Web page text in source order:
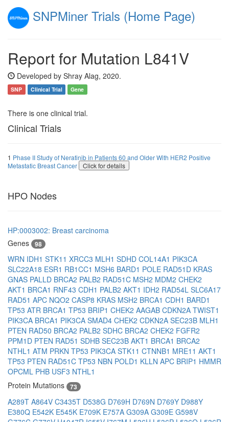
SNPMiner Trials (Home Page)
Report for Mutation L841V
Developed by Shray Alag, 2020.
SNP Clinical Trial Gene
There is one clinical trial.
Clinical Trials
1 Phase II Study of Neratinib in Patients 60 and Older With HER2 Positive
Metastatic Breast Cancer
Click for details
HPO Nodes
HP:0003002: Breast carcinoma
Genes
98
WRN IDH1 STK11 XRCC3 MLH1 SDHD COL14A1 PIK3CA
SLC22A18 ESR1 RB1CC1 MSH6 BARD1 POLE RAD51D KRAS
GNAS PALLD BRCA2 PALB2 RAD51C MSH2 MDM2 CHEK2
AKT1 BRCA1 RNF43 CDH1 PALB2 AKT1 IDH2 RAD54L SLC6A17
RAD51 APC NQO2 CASP8 KRAS MSH2 BRCA1 CDH1 BARD1
TP53 ATR BRCA1 TP53 BRIP1 CHEK2 AAGAB CDKN2A TWIST1
PIK3CA BRCA1 PIK3CA SMAD4 CHEK2 CDKN2A SEC23B MLH1
PTEN RAD50 BRCA2 PALB2 SDHC BRCA2 CHEK2 FGFR2
PPM1D PTEN RAD51 SDHB SEC23B AKT1 BRCA1 BRCA2
NTHL1 ATM PRKN TP53 PIK3CA STK11 CTNNB1 MRE11 AKT1
TP53 PTEN RAD51C TP53 NBN POLD1 KLLN APC BRIP1 HMMR
OPCML PHB USF3 NTHL1
Protein Mutations
73
A289T A864V C3435T D538G D769H D769N D769Y D988Y
E380Q E542K E545K E709K E757A G309A G309E G598V